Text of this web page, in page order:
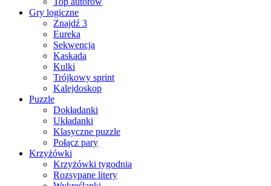
Gry logiczne
Znajdź 3
Eureka
Sekwencja
Kaskada
Kulki
Trójkowy sprint
Kalejdoskop
Puzzle
Dokładanki
Układanki
Klasyczne puzzle
Połącz pary
Krzyżówki
Krzyżówki tygodnia
Rozsypane litery